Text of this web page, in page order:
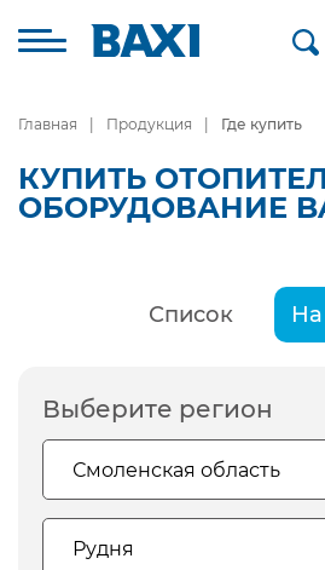
Главная Продукция Где купить
КУПИТЬ
ОБОРУДОВАНИЕ
Список На
Выберите регион